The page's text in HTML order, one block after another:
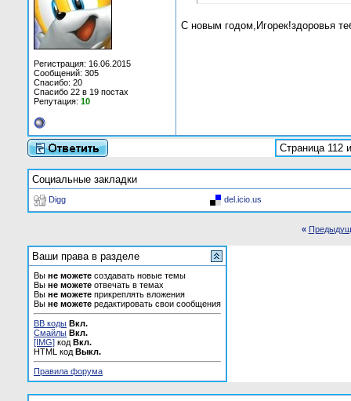
Регистрация: 16.06.2015
Сообщений: 305
Спасибо: 20
Спасибо 22 в 19 постах
Репутация: 10
С новым годом,Игорек!здоровья
Страница 112
Социальные закладки
Digg del.icio.us
«
Ваши права в разделе
Вы не можете создавать новые темы
Вы не можете отвечать в темах
Вы не можете прикреплять вложения
Вы не можете редактировать свои сообщения
BB коды Вкл.
Смайлы Вкл.
[IMG] код Вкл.
HTML код Выкл.
Правила форума